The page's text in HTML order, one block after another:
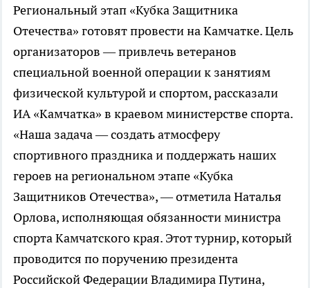
Региональный этап «Кубка Защитника
Отечества» готовят провести на Камчатке. Цель
организаторов — привлечь ветеранов
специальной военной операции к занятиям
физической культурой и спортом, рассказали
ИА «Камчатка» в краевом министерстве спорта.
«Наша задача — создать атмосферу
спортивного праздника и поддержать наших
героев на региональном этапе «Кубка
Защитников Отечества», — отметила Наталья
Орлова, исполняющая обязанности министра
спорта Камчатского края. Этот турнир, который
проводится по поручению президента
Российской Федерации Владимира Путина,